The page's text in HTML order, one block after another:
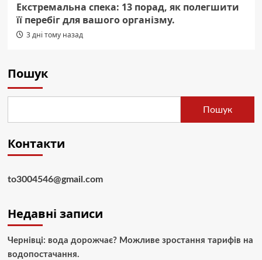
Екстремальна спека: 13 порад, як полегшити
її перебіг для вашого організму.
3 дні тому назад
Пошук
Пошук
Контакти
to3004546@gmail.com
Недавні записи
Чернівці: вода дорожчає? Можливе зростання тарифів на
водопостачання.